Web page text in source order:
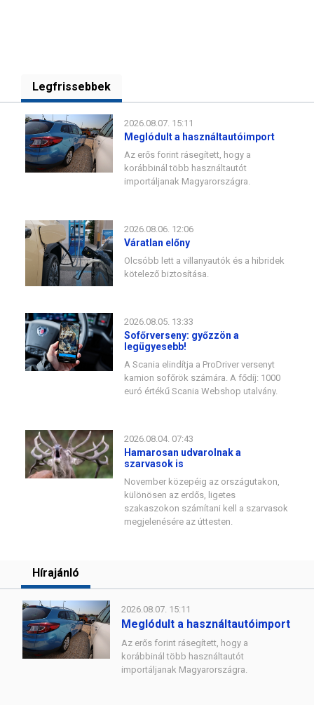
Legfrissebbek
2026.08.07. 15:11
Meglódult a használtautóimport
Az erős forint rásegített, hogy a
korábbinál több használtautót
importáljanak Magyarországra.
2026.08.06. 12:06
Váratlan előny
Olcsóbb lett a villanyautók és a hibridek
kötelező biztosítása.
2026.08.05. 13:33
Sofőrverseny: győzzön a
legügyesebb!
A Scania elindítja a ProDriver versenyt
kamion sofőrök számára. A fődíj: 1000
euró értékű Scania Webshop utalvány.
2026.08.04. 07:43
Hamarosan udvarolnak a
szarvasok is
November közepéig az országutakon,
különösen az erdős, ligetes
szakaszokon számítani kell a szarvasok
megjelenésére az úttesten.
Hírajánló
2026.08.07. 15:11
Meglódult a használtautóimport
Az erős forint rásegített, hogy a
korábbinál több használtautót
importáljanak Magyarországra.